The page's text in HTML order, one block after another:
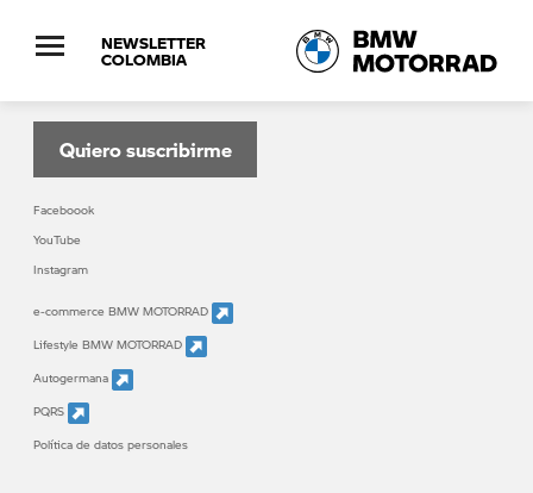
NEWSLETTER
COLOMBIA
Suscribete al boletín informativo de BMW
Quiero suscribirme
Faceboook
YouTube
Instagram
e-commerce BMW MOTORRAD
Lifestyle BMW MOTORRAD
Autogermana
PQRS
Política de datos personales